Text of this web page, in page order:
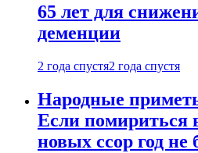
65 лет для
деменции
2 года спустя2 года спустя
Народные
Если помириться
новых ссор год не